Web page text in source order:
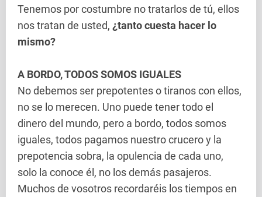
Tenemos por costumbre no tratarlos de tú, ellos
nos tratan de usted, ¿tanto cuesta hacer lo
mismo?
A BORDO, TODOS SOMOS IGUALES
No debemos ser prepotentes o tiranos con ellos,
no se lo merecen. Uno puede tener todo el
dinero del mundo, pero a bordo, todos somos
iguales, todos pagamos nuestro crucero y la
prepotencia sobra, la opulencia de cada uno,
solo la conoce él, no los demás pasajeros.
Muchos de vosotros recordaréis los tiempos en